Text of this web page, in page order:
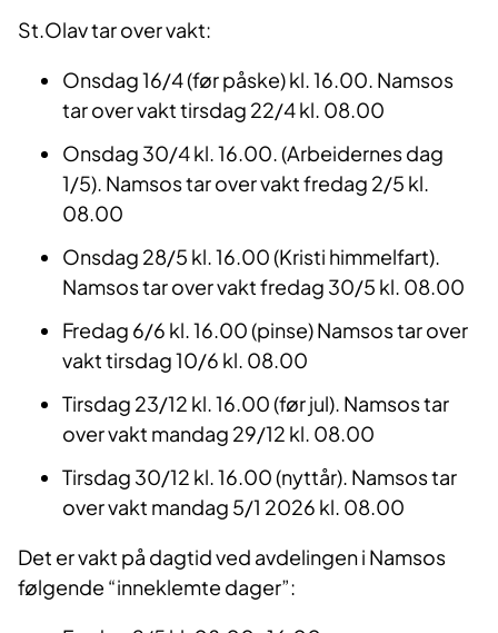
St.Olav tar over vakt:
Onsdag 16/4 (før påske) kl. 16.00. Namsos
tar over vakt tirsdag 22/4 kl. 08.00
Onsdag 30/4 kl. 16.00. (Arbeidernes dag
1/5). Namsos tar over vakt fredag 2/5 kl.
08.00
Onsdag 28/5 kl. 16.00 (Kristi himmelfart).
Namsos tar over vakt fredag 30/5 kl. 08.00
Fredag 6/6 kl. 16.00 (pinse) Namsos tar over
vakt tirsdag 10/6 kl. 08.00
Tirsdag 23/12 kl. 16.00 (før jul). Namsos tar
over vakt mandag 29/12 kl. 08.00
Tirsdag 30/12 kl. 16.00 (nyttår). Namsos tar
over vakt mandag 5/1 2026 kl. 08.00
Det er vakt på dagtid ved avdelingen i Namsos
følgende “inneklemte dager”: